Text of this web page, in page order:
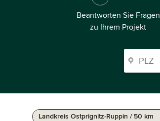
Beantworten Sie Fragen
zu Ihrem Projekt
Landkreis Ostprignitz-Ruppin / 50 km